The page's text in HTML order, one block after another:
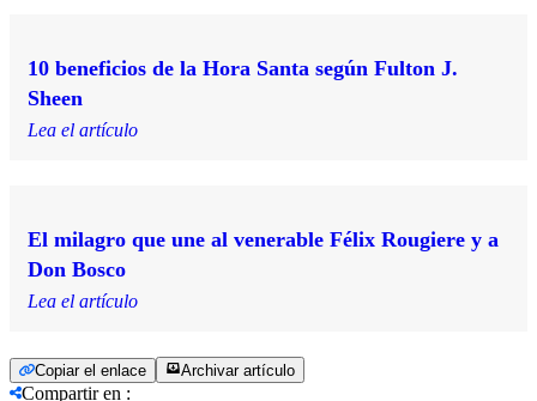
10 beneficios de la Hora Santa según Fulton J.
Sheen
Lea el artículo
El milagro que une al venerable Félix Rougiere y a
Don Bosco
Lea el artículo
Copiar el enlace Archivar artículo
Compartir en :